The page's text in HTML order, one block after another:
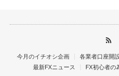
今月のイチオシ企画 各業者口座開
最新FXニュース
FX初心者の